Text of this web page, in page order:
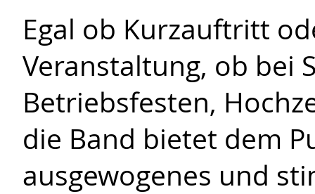
Egal ob Kurzauftritt
Veranstaltung, ob bei
Betriebsfesten,
die Band bietet dem
ausgewogenes und